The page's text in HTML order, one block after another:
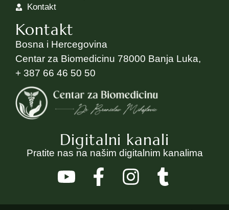
Kontakt
Kontakt
Bosna i Hercegovina
Centar za Biomedicinu 78000 Banja Luka,
+ 387 66 46 50 50
Digitalni kanali
Pratite nas na našim digitalnim kanalima